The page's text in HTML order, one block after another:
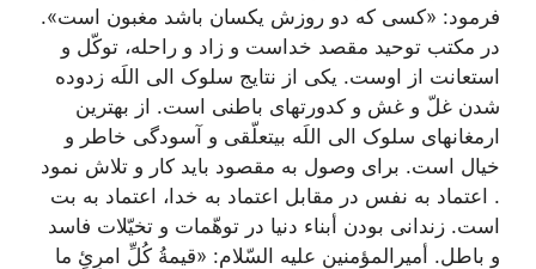
فرمود: «کسی که دو روزش یکسان باشد مغبون است».
در مکتب توحید مقصد خداست و زاد و راحله، توکّل و
استعانت از اوست. یکی از نتایج سلوک الی اللَه زدوده
شدن غلّ و غش و کدورت‏های باطنی است. از بهترین
ارمغان‏های سلوک الی اللَه بی‏تعلّقی و آسودگی خاطر و
خیال است. برای وصول به مقصود باید کار و تلاش نمود
. اعتماد به نفس در مقابل اعتماد به خدا، اعتماد به بت
است. زندانی بودن أبناء دنیا در توهّمات و تخیّلات فاسد
و باطل. أمیرالمؤمنین علیه السّلام: «قیمةُ کُلِّ امرِئٍ ما